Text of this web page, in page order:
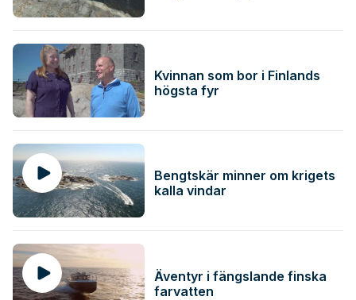
Kvinnan som bor i Finlands
högsta fyr
Bengtskär minner om krigets
kalla vindar
Äventyr i fängslande finska
farvatten